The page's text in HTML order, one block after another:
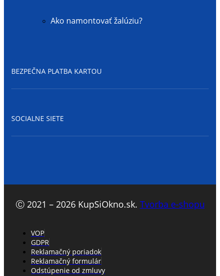
Ako namontovať žalúziu?
BEZPEČNA PLATBA KARTOU
SOCIALNE SIETE
Ⓒ 2021 – 2026 KupSiOkno.sk. Tvorba e-shopu
VOP
GDPR
Reklamačný poriadok
Reklamačný formulár
Odstúpenie od zmluvy